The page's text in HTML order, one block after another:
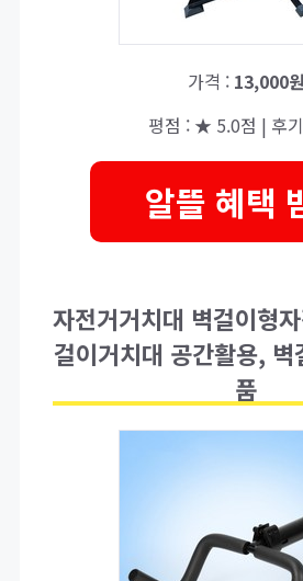
가격 : 13,000원
평점 : ★ 5.0점 | 후
알뜰 혜택
자전거거치대 벽걸이형
걸이거치대 공간활용,
품